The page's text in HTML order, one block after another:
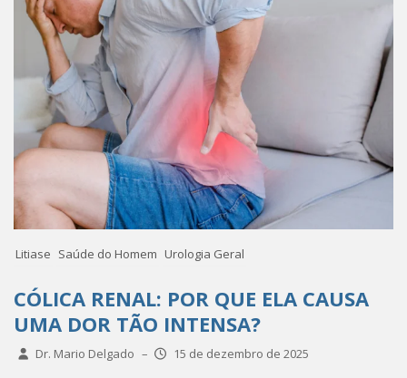
Litiase Saúde do Homem Urologia Geral
CÓLICA RENAL: POR QUE ELA CAUSA
UMA DOR TÃO INTENSA?
Dr. Mario Delgado – 15 de dezembro de 2025